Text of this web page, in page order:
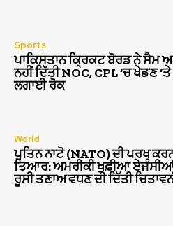
Sports
ਪਾਕਿਸਤਾਨ ਕ੍ਰਿਕਟ ਬੋਰਡ ਨੇ ਸੈਮ
ਨਹੀਂ ਦਿੱਤੀ NOC, CPL ‘ਚ ਖੇਡਣ ‘ਤੇ
ਲਗਾਈ ਰੋਕ
World
ਪੁਤਿਨ ਨਾਟੋ (NATO) ਦੀ ਪਰਖ
ਤਿਆਰ: ਅਮਰੀਕੀ ਖੁਫ਼ੀਆ
ਰੂਸੀ ਤਣਾਅ ਵਧਣ ਦੀ ਦਿੱਤੀ